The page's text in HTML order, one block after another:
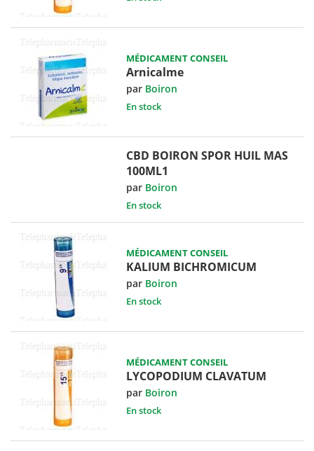
MÉDICAMENT CONSEIL
Arnicalme
par Boiron
En stock
CBD BOIRON SPOR HUIL MAS
100ML1
par Boiron
En stock
MÉDICAMENT CONSEIL
KALIUM BICHROMICUM
par Boiron
En stock
MÉDICAMENT CONSEIL
LYCOPODIUM CLAVATUM
par Boiron
En stock